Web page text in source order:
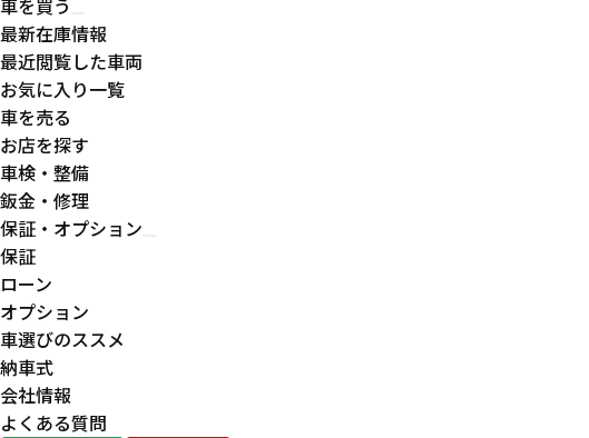
車を買う
最新在庫情報
最近閲覧した車両
お気に入り一覧
車を売る
お店を探す
車検・整備
鈑金・修理
保証・オプション
保証
ローン
オプション
車選びのススメ
納車式
会社情報
よくある質問